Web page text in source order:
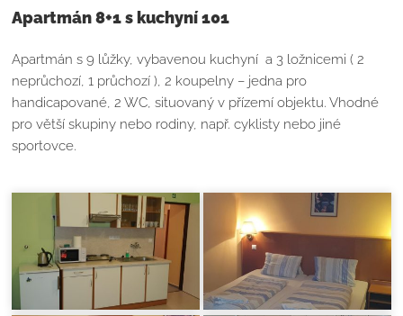
Apartmán 8+1 s kuchyní 101
Apartmán s 9 lůžky, vybavenou kuchyní a 3 ložnicemi ( 2
neprůchozí, 1 průchozí ), 2 koupelny – jedna pro
handicapované, 2 WC, situovaný v přízemí objektu. Vhodné
pro větší skupiny nebo rodiny, např. cyklisty nebo jiné
sportovce.